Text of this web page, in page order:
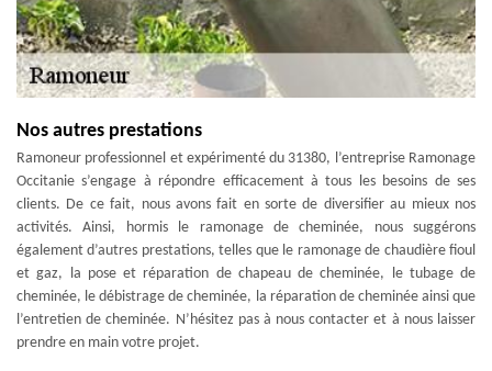
Nos autres prestations
Ramoneur professionnel et expérimenté du 31380, l’entreprise Ramonage
Occitanie s’engage à répondre efficacement à tous les besoins de ses
clients. De ce fait, nous avons fait en sorte de diversifier au mieux nos
activités. Ainsi, hormis le ramonage de cheminée, nous suggérons
également d’autres prestations, telles que le ramonage de chaudière fioul
et gaz, la pose et réparation de chapeau de cheminée, le tubage de
cheminée, le débistrage de cheminée, la réparation de cheminée ainsi que
l’entretien de cheminée. N’hésitez pas à nous contacter et à nous laisser
prendre en main votre projet.